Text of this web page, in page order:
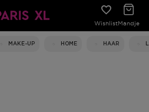
WishlistMandje
MAKE-UP HOME HAAR